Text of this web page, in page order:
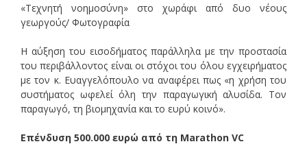
«Τεχνητή νοημοσύνη» στο χωράφι από δυο νέους
γεωργούς/ Φωτογραφία
Η αύξηση του εισοδήματος παράλληλα με την προστασία
του περιβάλλοντος είναι οι στόχοι του όλου εγχειρήματος
με τον κ. Ευαγγελόπουλο να αναφέρει πως «η χρήση του
συστήματος ωφελεί όλη την παραγωγική αλυσίδα. Τον
παραγωγό, τη βιομηχανία και το ευρύ κοινό».
Επένδυση 500.000 ευρώ από τη Marathon VC